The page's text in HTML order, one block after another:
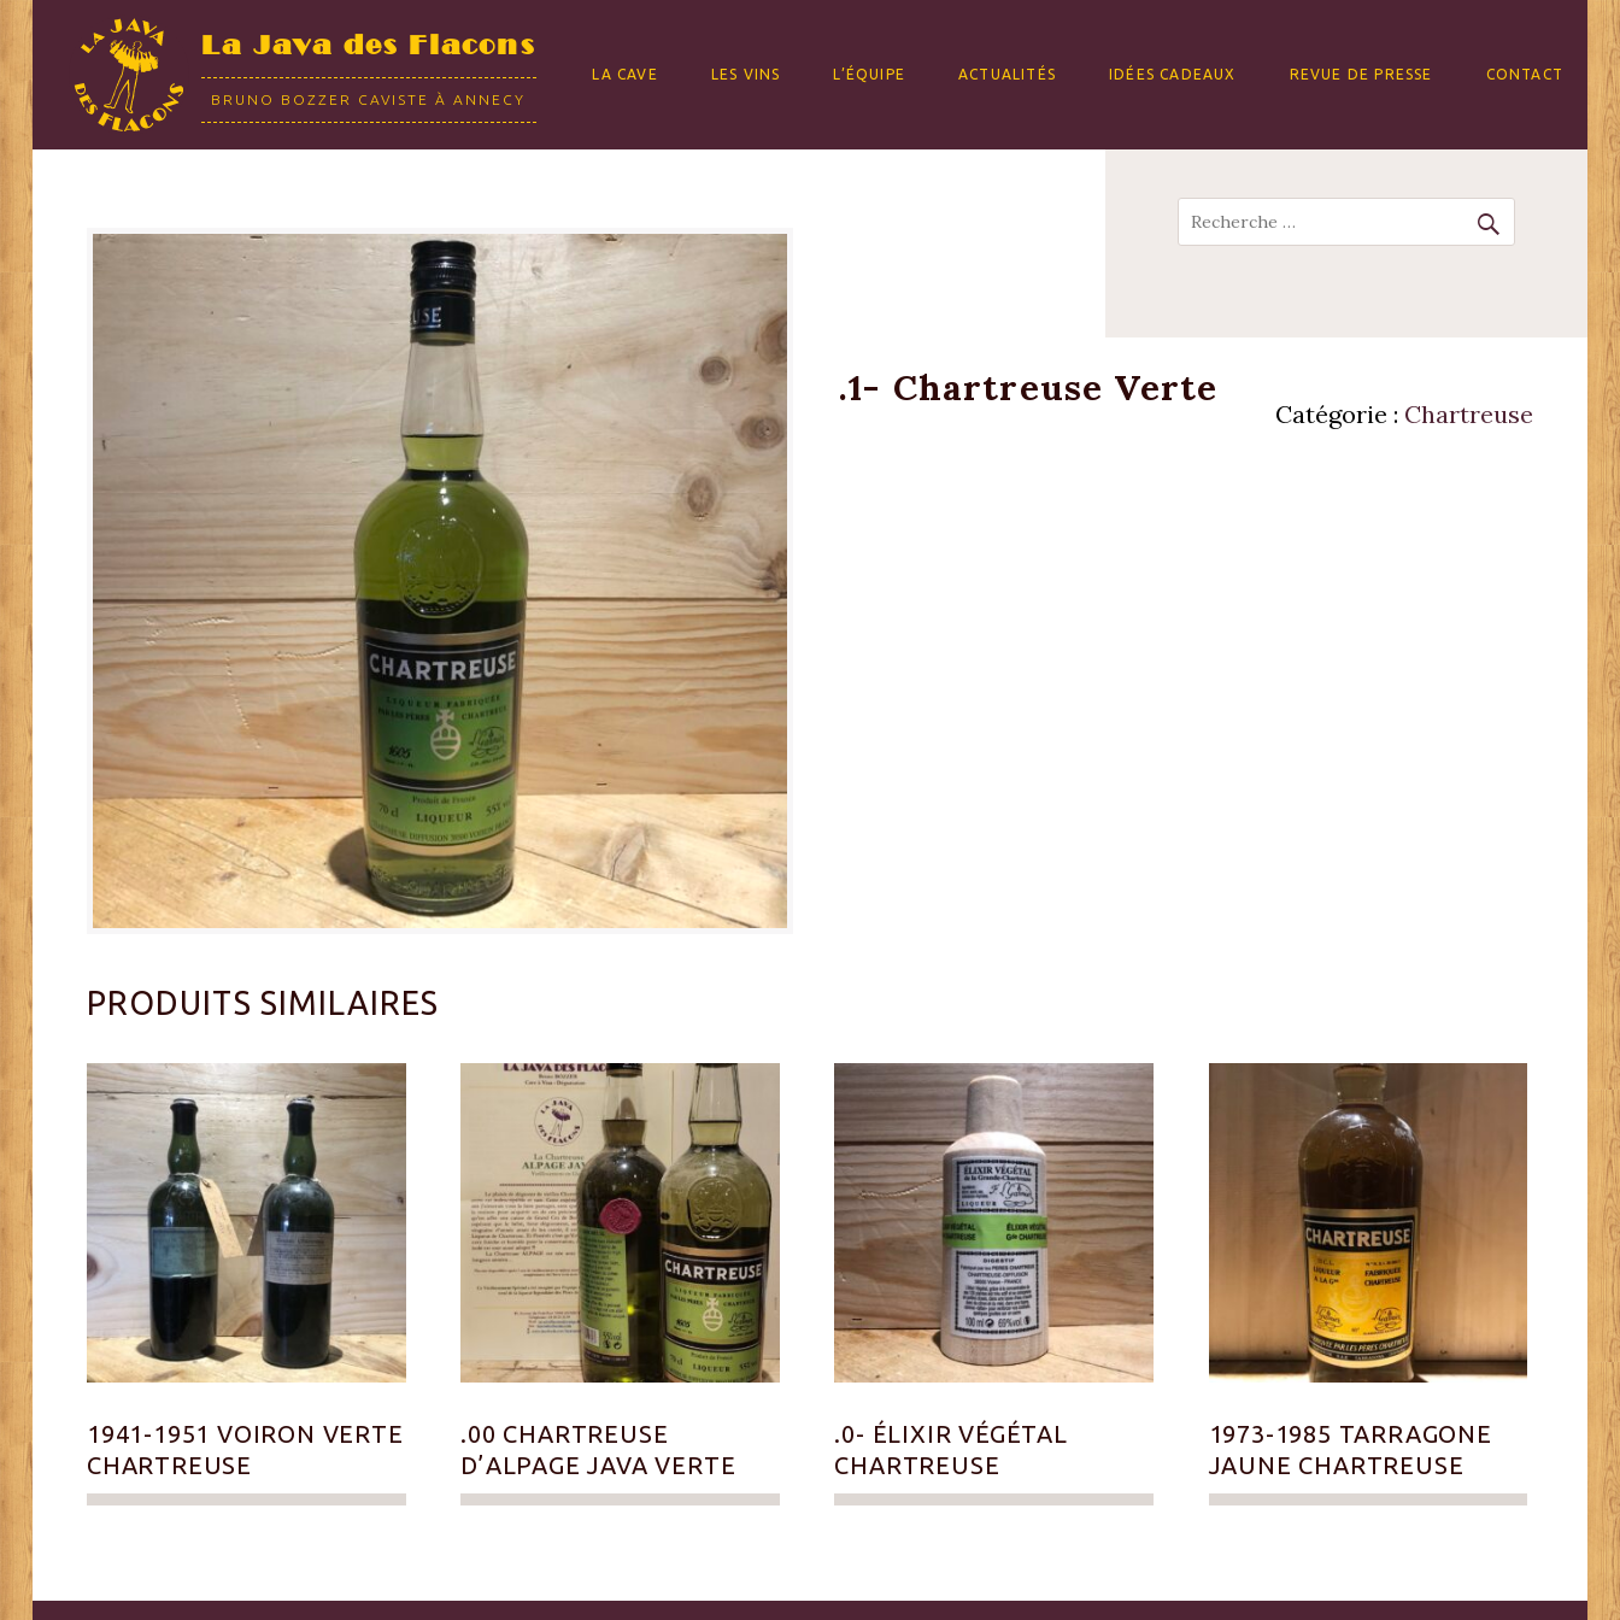
La Java des Flacons
BRUNO BOZZER CAVISTE À ANNECY
LA CAVE LES VINS L’ÉQUIPE ACTUALITÉS IDÉES CADEAUX REVUE DE PRESSE CONTACT
Recherche
.1- Chartreuse Verte
Catégorie : Chartreuse
PRODUITS SIMILAIRES
1941-1951 VOIRON VERTE
CHARTREUSE
.00 CHARTREUSE
D’ALPAGE JAVA VERTE
.0- ÉLIXIR VÉGÉTAL
CHARTREUSE
1973-1985 TARRAGONE
JAUNE CHARTREUSE